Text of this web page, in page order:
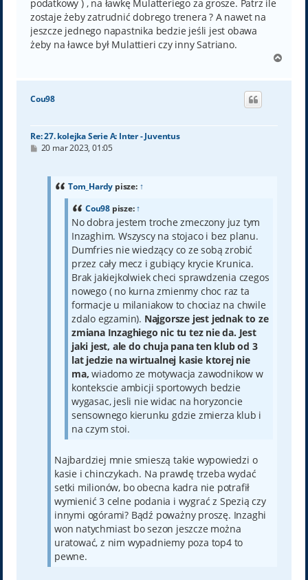
podatkowy ) , na ławkę Mulatteriego za grosze. Patrz ile
zostaje żeby zatrudnić dobrego trenera ? A nawet na
jeszcze jednego napastnika bedzie jeśli jest obawa
żeby na ławce był Mulattieri czy inny Satriano.
g
Cou98
Re: 27. kolejka Serie A: Inter - Juventus
P20 mar 2023, 01:05
Tom_Hardy pisze: ↑
Cou98pisze:↑
No dobra jestem troche zmeczony juz tym
Inzaghim. Wszyscy na stojaco i bez planu.
Dumfries nie wiedzący co ze sobą zrobić
przez cały mecz i gubiący krycie Krunica.
Brak jakiejkolwiek checi sprawdzenia czegos
nowego ( no kurna zmienmy choc raz ta
formacje u milaniakow to chociaz na chwile
zdalo egzamin). Najgorsze jest jednak to ze
zmiana Inzaghiego nic tu tez nie da. Jest
jaki jest, ale do chuja pana ten klub od 3
lat jedzie na wirtualnej kasie ktorej nie
ma, wiadomo ze motywacja zawodnikow w
kontekscie ambicji sportowych bedzie
wygasac, jesli nie widac na horyzoncie
sensownego kierunku gdzie zmierza klub i
na czym stoi.
Najbardziej mnie smieszą takie wypowiedzi o
kasie i chinczykach. Na prawdę trzeba wydać
setki milionów, bo obecna kadra nie potrafił
wymienić 3 celne podania i wygrać z Spezią czy
innymi ogórami? Bądź poważny proszę. Inzaghi
won natychmiast bo sezon jeszcze można
uratować, z nim wypadniemy poza top4 to
pewne.